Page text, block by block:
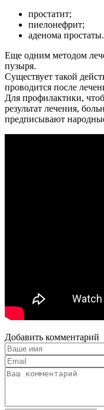
простатит;
пиелонефрит;
аденома простаты.
Еще одним методом
пузыря.
Существует такой
проводится после
Для профилактики,
результат лечения,
предписывают
Добавить комментарий